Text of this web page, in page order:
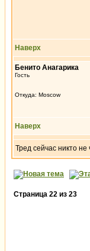
Наверх
Бенито Анагарика
Гость
Откуда: Moscow
Наверх
Тред сейчас никто не
Страница 22 из 23